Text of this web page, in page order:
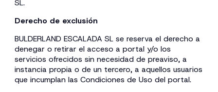
SL.
Derecho de exclusión
BULDERLAND ESCALADA SL se reserva el derecho a
denegar o retirar el acceso a portal y/o los
servicios ofrecidos sin necesidad de preaviso, a
instancia propia o de un tercero, a aquellos usuarios
que incumplan las Condiciones de Uso del portal.